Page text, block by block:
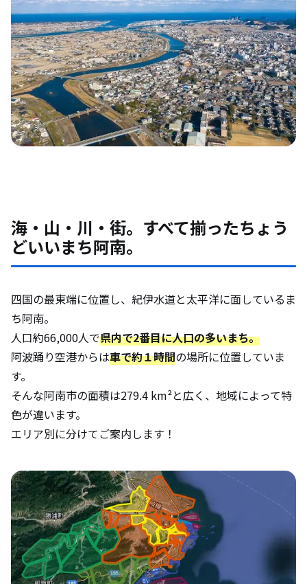
海・山・川・街。すべて揃ったちょう
どいいまち阿南。
四国の最東端に位置し、紀伊水道と太平洋に面しているま
ち阿南。
人口約66,000人で県内で2番目に人口の多いまち。
阿波踊り空港からは車で約１時間の場所に位置していま
す。
そんな阿南市の面積は279.4 km²と広く、地域によって特
色が違います。
エリア別に分けてご案内します！